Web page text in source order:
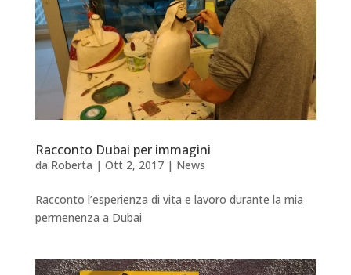
Racconto Dubai per immagini
da Roberta | Ott 2, 2017| News
Racconto l’esperienza di vita e lavoro durante la mia
permenenza a Dubai